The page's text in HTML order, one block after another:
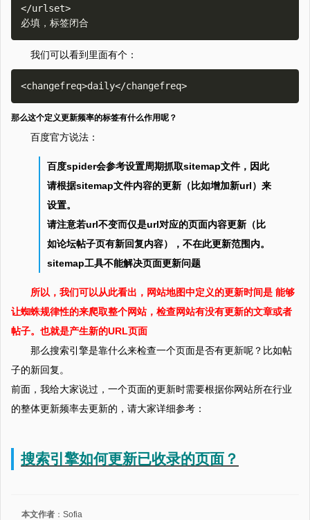
</urlset>
我们可以看到里面有个：
<changefreq>daily</changefreq>
那么这个定义更新频率的标签有什么作用呢？
百度官方说法：
百度spider会参考设置周期抓取sitemap文件，因此
请根据sitemap文件内容的更新（比如增加新url）来
设置。
请注意若url不变而仅是url对应的页面内容更新（比
如论坛帖子页有新回复内容），不在此更新范围内。
sitemap工具不能解决页面更新问题
所以，我们可以从此看出，网站地图中定义的更新时间是 能够
让蜘蛛规律性的来爬取整个网站，检查网站有没有更新的文章或者
帖子。也就是产生新的URL页面
那么搜索引擎是靠什么来检查一个页面是否有更新呢？比如帖
子的新回复。
前面，我给大家说过，一个页面的更新时需要根据你网站所在行业
的整体更新频率去更新的，请大家详细参考：
搜索引擎如何更新已收录的页面？
本文作者 ： Sofia